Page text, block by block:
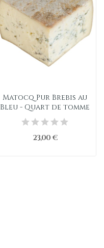
Matocq Pur Brebis au
Bleu - Quart de tomme
23,00 €